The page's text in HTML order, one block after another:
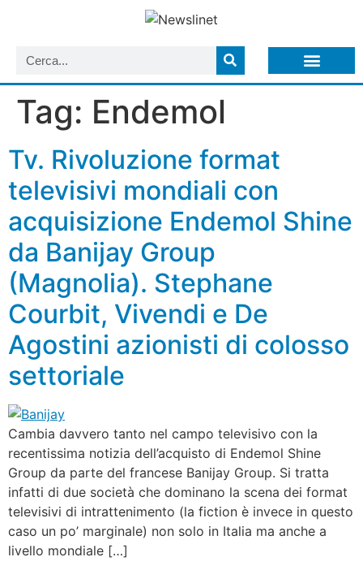
Tag: Endemol
Tv. Rivoluzione format
televisivi mondiali con
acquisizione Endemol Shine
da Banijay Group
(Magnolia). Stephane
Courbit, Vivendi e De
Agostini azionisti di colosso
settoriale
Cambia davvero tanto nel campo televisivo con la
recentissima notizia dell’acquisto di Endemol Shine
Group da parte del francese Banijay Group. Si tratta
infatti di due società che dominano la scena dei format
televisivi di intrattenimento (la fiction è invece in questo
caso un po’ marginale) non solo in Italia ma anche a
livello mondiale […]